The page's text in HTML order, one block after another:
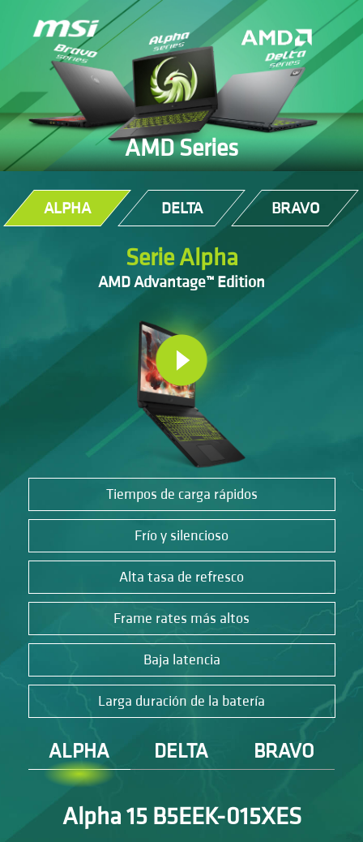
AMD Series
ALPHA DELTA BRAVO
Serie Alpha
AMD Advantage™ Edition
Tiempos de carga rápidos
Frío y silencioso
Alta tasa de refresco
Frame rates más altos
Baja latencia
Larga duración de la batería
ALPHA DELTA BRAVO
Alpha 15 B5EEK-015XES